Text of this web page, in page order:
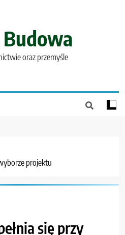
oraz przemyśle
projektu
się przy